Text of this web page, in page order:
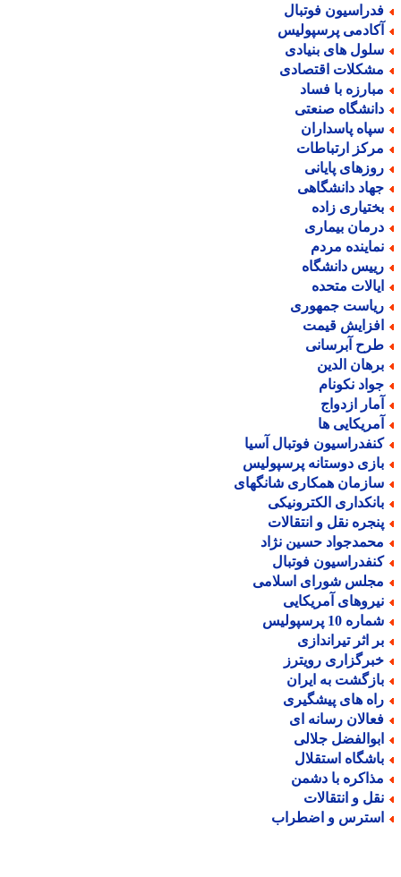
فوتبال
پرسپولیس
های بنیادی
اقتصادی
با فساد
صنعتی
پاسداران
ارتباطات
پایانی
دانشگاهی
زاده
بیماری
مردم
دانشگاه
متحده
جمهوری
قیمت
آبرسانی
الدین
نکونام
ازدواج
ها
فوتبال آسیا
دوستانه پرسپولیس
همکاری شانگهای
الکترونیکی
نقل و انتقالات
حسین نژاد
فوتبال
شورای اسلامی
آمریکایی
10 پرسپولیس
اثر تیراندازی
رویترز
به ایران
های پیشگیری
رسانه ای
جلالی
استقلال
با دشمن
و انتقالات
و اضطراب